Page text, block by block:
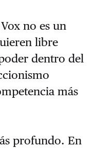
no es un
libre
dentro del
más
profundo. En